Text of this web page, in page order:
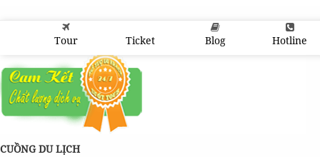
Tour Ticket Blog Hotline
CUỒNG DU LỊCH